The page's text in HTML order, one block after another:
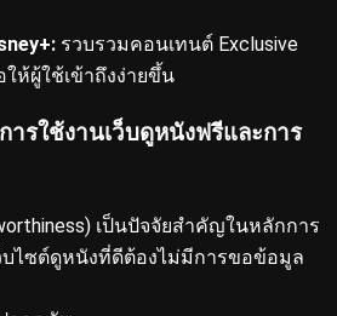
รวบรวมคอนเทนต์ Exclusive
ให้ผู้ใช้เข้าถึงง่ายขึ้น
รใช้งานเว็บดูหนังฟรีและการ
เป็นปัจจัยสำคัญในหลักการ
บไซต์ดูหนังที่ดีต้องไม่มีการขอข้อมูล